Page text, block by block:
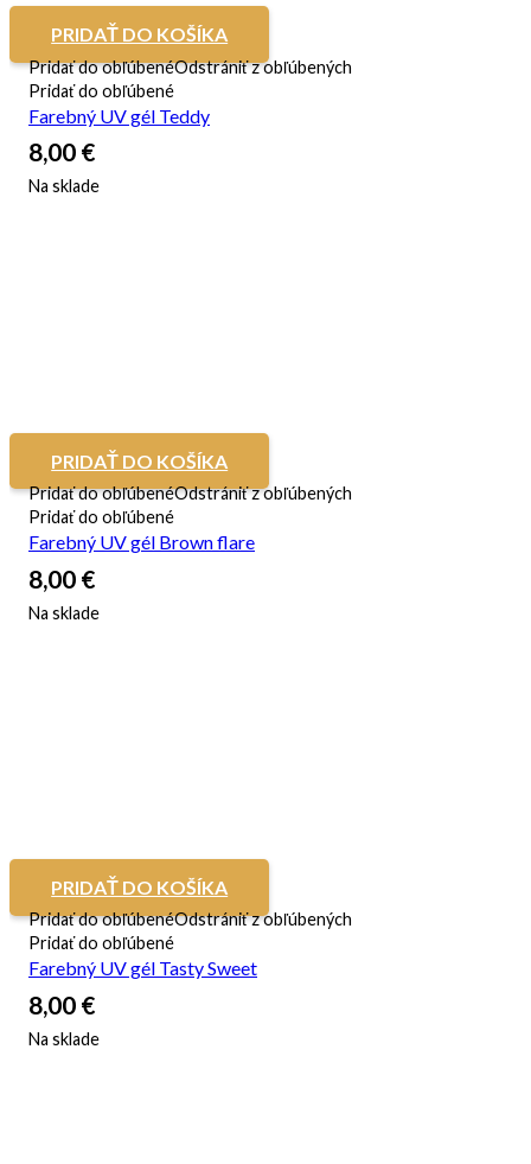
PRIDAŤ DO KOŠÍKA
Pridať do obľúbenéOdstrániť z obľúbených
Pridať do obľúbené
Farebný UV gél Teddy
8,00 €
Na sklade
PRIDAŤ DO KOŠÍKA
Pridať do obľúbenéOdstrániť z obľúbených
Pridať do obľúbené
Farebný UV gél Brown flare
8,00 €
Na sklade
PRIDAŤ DO KOŠÍKA
Pridať do obľúbenéOdstrániť z obľúbených
Pridať do obľúbené
Farebný UV gél Tasty Sweet
8,00 €
Na sklade